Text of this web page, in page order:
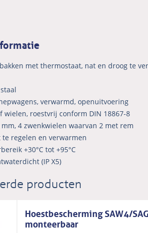
met thermostaat, nat en droog te
verwarmd, openuitvoering
wielen, roestvrij conform DIN 18867-8
4 zwenkwielen waarvan 2 met rem
te regelen en verwarmen
+30°C tot +95°C
(IP X5)
producten
Hoestbescherming SAW4/
monteerbaar